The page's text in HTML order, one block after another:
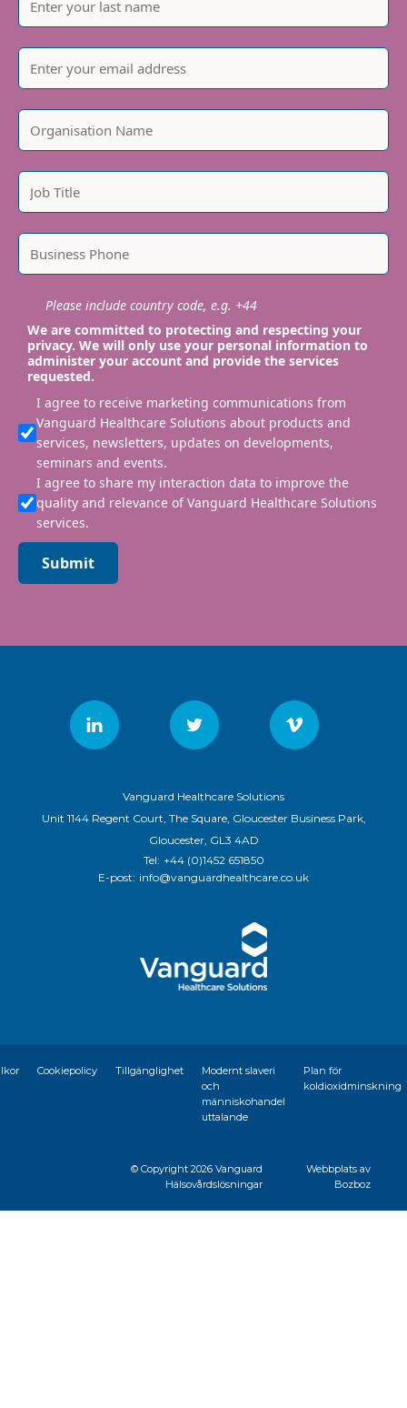
Please include country code, e.g. +44
We are committed to protecting and respecting your
privacy. We will only use your personal information to
administer your account and provide the services
requested.
I agree to receive marketing communications from
Vanguard Healthcare Solutions about products and
services, newsletters, updates on developments,
seminars and events.
I agree to share my interaction data to improve the
quality and relevance of Vanguard Healthcare Solutions
services.
Submit
Vanguard Healthcare Solutions
Unit 1144 Regent Court, The Square, Gloucester Business Park,
Gloucester, GL3 4AD
Tel: +44 (0)1452 651850
E-post: info@vanguardhealthcare.co.uk
Cookiepolicy Tillgänglighet
Modernt slaveri
och
människohandel
uttalande
Plan för
koldioxidminskning
© Copyright 2026 Vanguard
Hälsovårdslösningar
Webbplats av
Bozboz